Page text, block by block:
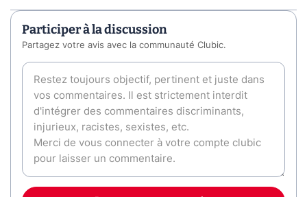
Participer à la discussion
Partagez votre avis avec la communauté Clubic.